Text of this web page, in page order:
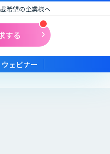
希望の企業様へ
する
ウェビナー